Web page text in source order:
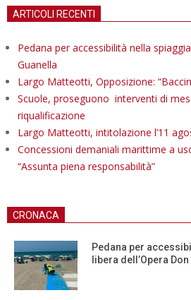
ARTICOLI RECENTI
Pedana per accessibilità nella
Guanella
Largo Matteotti, Opposizione:
Scuole, proseguono interventi di
riqualificazione
Largo Matteotti, intitolazione l’11
Concessioni demaniali marittime a
“Assunta piena responsabilità”
CRONACA
Pedana per
libera dell’Opera